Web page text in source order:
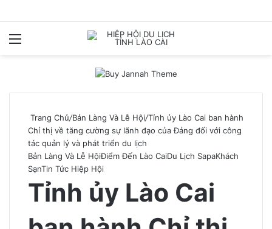
Menu
Trang Chủ/Bản Làng Và Lễ Hội/Tỉnh ủy Lào Cai ban hành
Chỉ thị về tăng cường sự lãnh đạo của Đảng đối với công
tác quản lý và phát triển du lịch
Bản Làng Và Lễ HộiĐiểm Đến Lào CaiDu Lịch SapaKhách
SạnTin Tức Hiệp Hội
Tỉnh ủy Lào Cai